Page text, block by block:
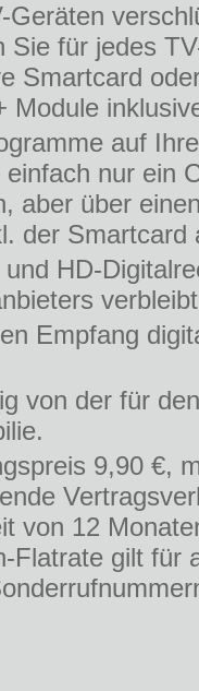
Sie für jedes
Smartcard
Module
auf
nur ein
aber über
der Smartcard
HD-
Empfang
von der für
9,90 €,
von 12
Flatrate gilt für